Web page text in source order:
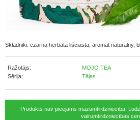
Składniki: czarna herbata liściasta, aromat naturalny,
Ražotājs:
MOJO TEA
Sērija:
Tējas
Produkts nav pieejams mazumtirdzniecībā.
vairumtirdzniecības